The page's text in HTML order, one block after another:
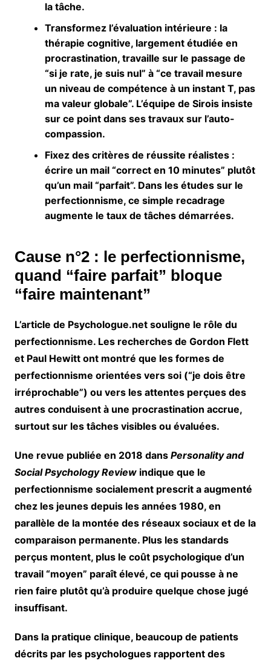
la tâche.
Transformez l’évaluation intérieure : la
thérapie cognitive, largement étudiée en
procrastination, travaille sur le passage de
“si je rate, je suis nul” à “ce travail mesure
un niveau de compétence à un instant T, pas
ma valeur globale”. L’équipe de Sirois insiste
sur ce point dans ses travaux sur l’auto-
compassion.
Fixez des critères de réussite réalistes:
écrire un mail “correct en 10 minutes” plutôt
qu’un mail “parfait”. Dans les études sur le
perfectionnisme, ce simple recadrage
augmente le taux de tâches démarrées.
Cause n°2 : le perfectionnisme,
quand “faire parfait” bloque
“faire maintenant”
L’article de Psychologue.net souligne le rôle du
perfectionnisme. Les recherches de Gordon Flett
et Paul Hewittont montré que les formes de
perfectionnisme orientées vers soi (“je dois être
irréprochable”) ou vers les attentes perçues des
autres conduisent à une procrastination accrue,
surtout sur les tâches visibles ou évaluées.
Une revue publiée en 2018 dans Personality and
Social Psychology Reviewindique que le
perfectionnisme socialement prescrit a augmenté
chez les jeunes depuis les années 1980, en
parallèle de la montée des réseaux sociaux et de la
comparaison permanente. Plus les standards
perçus montent, plus le coût psychologique d’un
travail “moyen” paraît élevé, ce qui pousse à ne
rien faire plutôt qu’à produire quelque chose jugé
insuffisant.
Dans la pratique clinique, beaucoup de patients
décrits par les psychologues rapportent des